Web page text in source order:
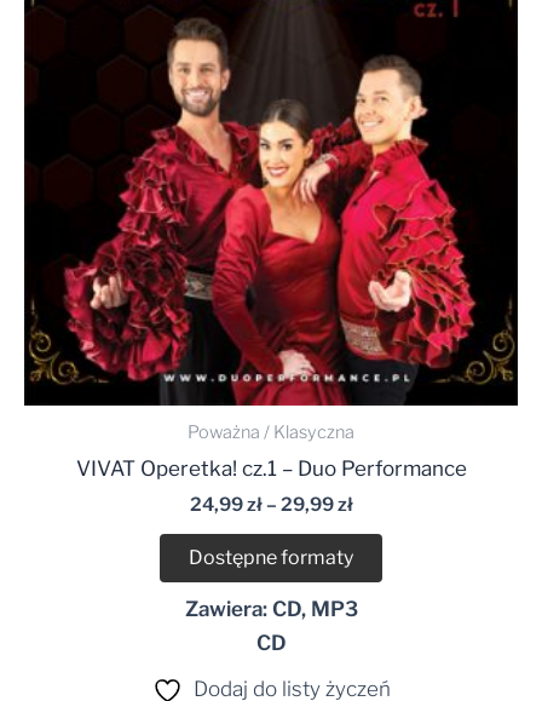
Poważna / Klasyczna
VIVAT Operetka! cz.1 – Duo Performance
24,99zł– 29,99zł
Dostępne formaty
Zawiera: CD, MP3
CD
Dodaj do listy życzeń